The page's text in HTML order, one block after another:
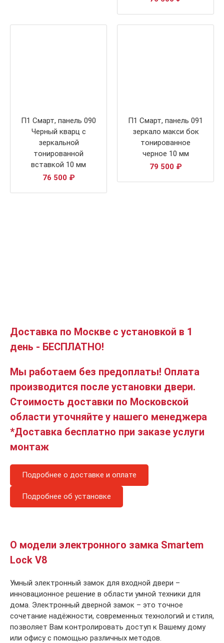
П1 Смарт, панель 090
Черный кварц с
зеркальной
тонированной
вставкой 10 мм
76 500 ₽
П1 Смарт, панель 091
зеркало макси бок
тонированное
черное 10 мм
79 500 ₽
Доставка по Москве с установкой в 1
день - БЕСПЛАТНО!
Мы работаем без предоплаты! Оплата
производится после установки двери.
Стоимость доставки по Московской
области уточняйте у нашего менеджера
*Доставка бесплатно при заказе услуги
монтаж
Подробнее о доставке и оплате
Подробнее об установке
О модели электронного замка Smartem
Lock V8
Умный электронный замок для входной двери –
инновационное решение в области умной техники для
дома. Электронный дверной замок – это точное
сочетание надёжности, современных технологий и стиля,
позволяет Вам контролировать доступ к Вашему дому
или офису с помощью различных методов.